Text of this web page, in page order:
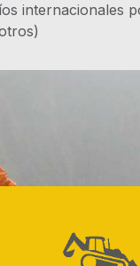
internacionales